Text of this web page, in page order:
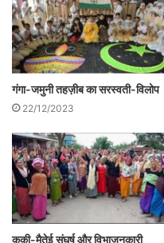
2. संक्रमण होने का
गंगा-जमुनी तहज़ीब का सरस्वती-विलोप
22/12/2023
कुकी-मैतेई संघर्ष और विभाजनकारी